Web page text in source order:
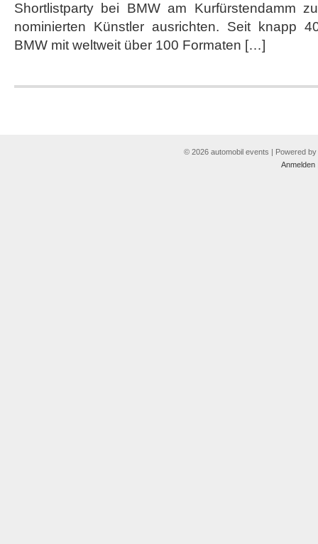
Preisträger
Nationalgalerie
Shortlistparty bei BMW am Kurfürstendamm
nominierten Künstler ausrichten. Seit knapp
BMW mit weltweit über 100 Formaten […]
© 2026 automobil events | Powered by
Anmelden|